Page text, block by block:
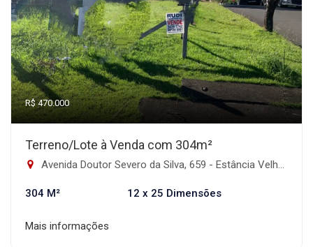
R$ 470.000
Terreno/Lote à Venda com 304m²
Avenida Doutor Severo da Silva, 659 - Estância Velha, Canoas-RS
304 M² 12 x 25 Dimensões
Mais informações